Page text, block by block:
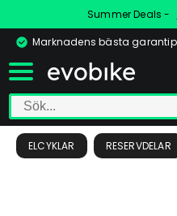
Summer Deals -
Marknadens bästa
ELCYKLAR RESERVDELAR